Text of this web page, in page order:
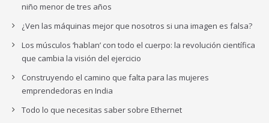
niño menor de tres años
¿Ven las máquinas mejor que nosotros si una imagen es falsa?
Los músculos ‘hablan’ con todo el cuerpo: la revolución científica
que cambia la visión del ejercicio
Construyendo el camino que falta para las mujeres
emprendedoras en India
Todo lo que necesitas saber sobre Ethernet